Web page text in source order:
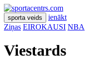
sporta veids
ienākt
Ziņas EIROKAUSI NBA
Viestards